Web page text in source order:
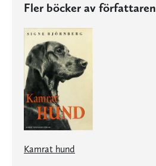
Fler böcker av författaren
Kamrat hund